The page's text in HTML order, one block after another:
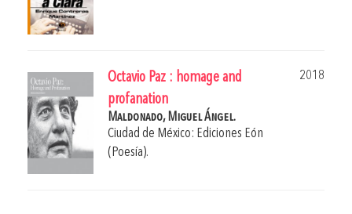
Octavio Paz : homage and
profanation
2018
Maldonado, Miguel Ángel.
Ciudad de México: Ediciones Eón
(Poesía).